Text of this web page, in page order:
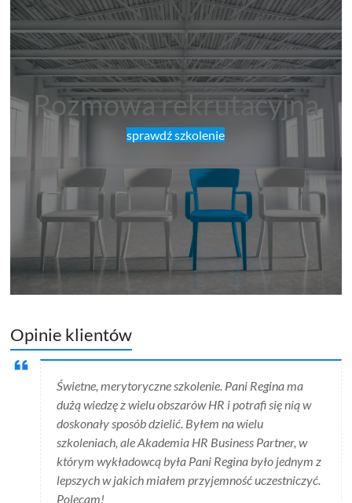
Rozmowa rekrutacyjna
sprawdź szkolenie
Opinie klientów
Świetne, merytoryczne szkolenie. Pani Regina ma
dużą wiedzę z wielu obszarów HR i potrafi się nią w
doskonały sposób dzielić. Byłem na wielu
szkoleniach, ale Akademia HR Business Partner, w
którym wykładowcą była Pani Regina było jednym z
lepszych w jakich miałem przyjemność uczestniczyć.
Polecam!